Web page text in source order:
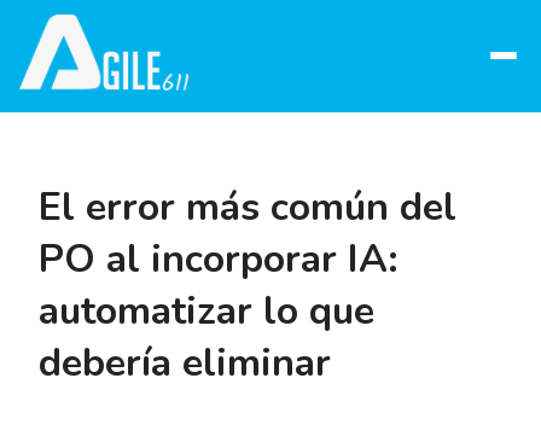
Abrir
El error más común del
PO al incorporar IA:
automatizar lo que
debería eliminar